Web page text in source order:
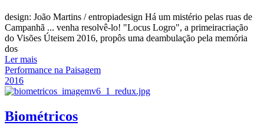
design: João Martins / entropiadesign Há um mistério pelas ruas de
Campanhã ... venha resolvê-lo! "Locus Logro", a primeiracriação
do Visões Úteisem 2016, propôs uma deambulação pela memória
dos
Ler mais
Performance na Paisagem
2016
Biométricos